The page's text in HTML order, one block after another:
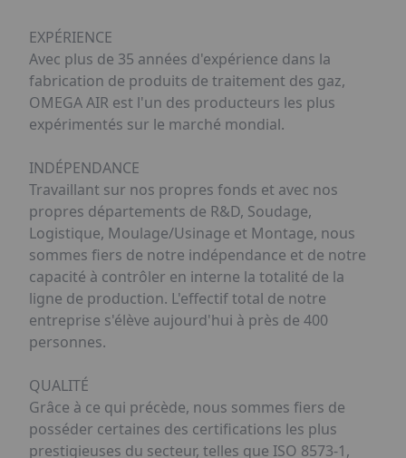
EXPÉRIENCE
Avec plus de 35 années d'expérience dans la
fabrication de produits de traitement des gaz,
OMEGA AIR est l'un des producteurs les plus
expérimentés sur le marché mondial.
INDÉPENDANCE
Travaillant sur nos propres fonds et avec nos
propres départements de R&D, Soudage,
Logistique, Moulage/Usinage et Montage, nous
sommes fiers de notre indépendance et de notre
capacité à contrôler en interne la totalité de la
ligne de production. L'effectif total de notre
entreprise s'élève aujourd'hui à près de 400
personnes.
QUALITÉ
Grâce à ce qui précède, nous sommes fiers de
posséder certaines des certifications les plus
prestigieuses du secteur, telles que ISO 8573-1,